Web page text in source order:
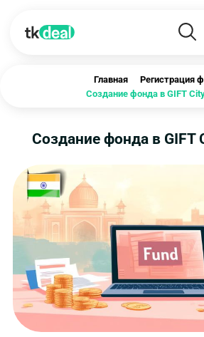
Главная
Регистрация
Создание фонда в GIFT
Создание фонда в GIFT